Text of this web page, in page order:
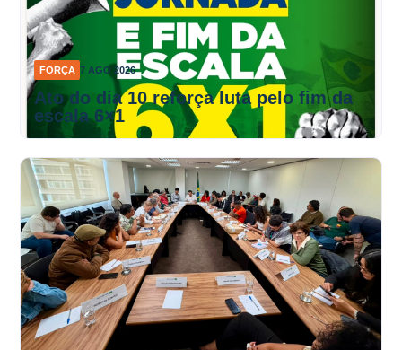
FORÇA 7 AGO 2026
Ato do dia 10 reforça luta pelo fim da
escala 6×1